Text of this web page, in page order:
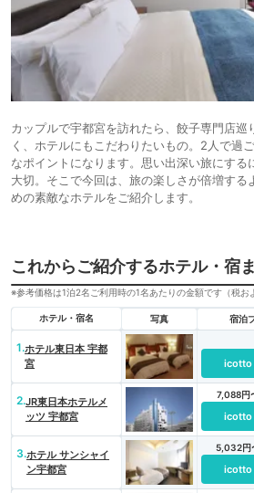
カップルで宇都宮を訪れたら、餃子専門店巡
く、ホテルにもこだわりたいもの。2人で過
なポイントになります。思い出深い旅にする
大切。そこで今回は、旅の楽しさが倍増する
めの素敵なホテルをご紹介します。
これからご紹介するホテル・宿
※参考価格は1泊2名ご利用時の1名あたりの金額です（税お
ホテル・宿名 写真 宿泊
1.ホテル東日本 宇都
宮
icotto
2.JR東日本ホテルメ
ッツ 宇都宮
7,088円
icotto
3.ホテル サンシャイ
ン宇都宮
5,032円
icotto